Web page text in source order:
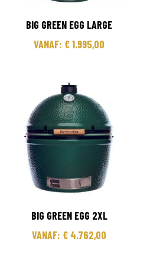
BIG GREEN EGG LARGE
VANAF: €1.995,00
BIG GREEN EGG 2XL
VANAF: € 4.762,00